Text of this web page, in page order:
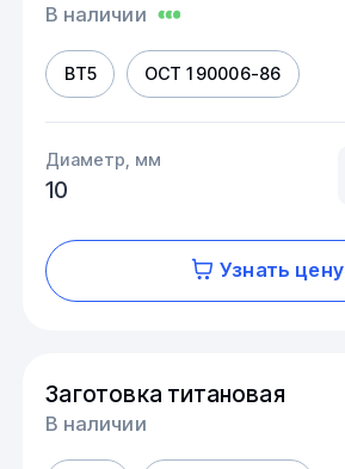
В наличии
ВТ5 ОСТ 1 90006-86
Диаметр, мм
10
Узнать цену
Заготовка титановая
В наличии